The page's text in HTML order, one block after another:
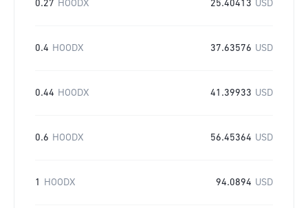
0.27 HOODX 25.40413 USD
0.4 HOODX 37.63576 USD
0.44 HOODX 41.39933 USD
0.6 HOODX 56.45364 USD
1 HOODX 94.0894 USD